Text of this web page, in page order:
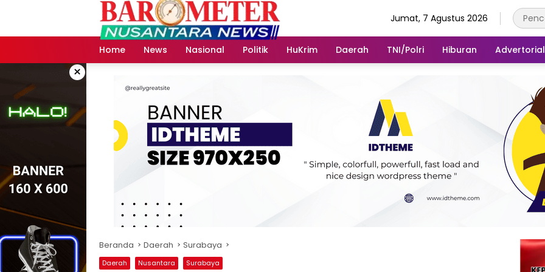
Jumat, 7 Agustus 2026
Home News Nasional Politik HuKrim Daerah TNI/Polri Hiburan Advertorial
×
Beranda Daerah Surabaya
Daerah Nusantara Surabaya